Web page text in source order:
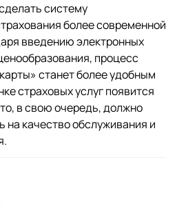
систему
более современной
введению электронных
процесс
станет более удобным
страховых услуг появится
в свою очередь, должно
на качество обслуживания и